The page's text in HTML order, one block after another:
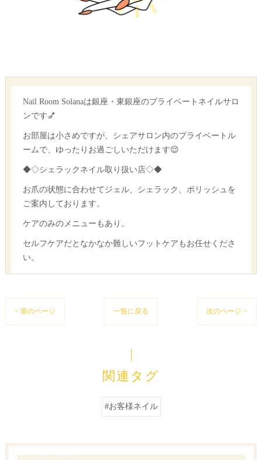
Nail Room Solanaは銀座・東銀座のプライベートネイルサロ
ンです💅
お部屋は小さめですが、シェアサロン内のプライベートル
ームで、ゆったりお過ごしいただけます😌
◆◇シェラックネイル取り扱い店◇◆
お爪の状態に合わせてジェル、シェラック、ポリッシュを
ご案内しております。
ケアのみのメニューもあり。
セルフケアだとなかなか難しいフットケアもお任せくださ
い。
< 前のページ 一覧に戻る 次のページ >
関連タグ
#お客様ネイル